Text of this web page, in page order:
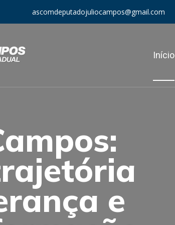
ascomdeputadojuliocampos@gmail.com
Início
e